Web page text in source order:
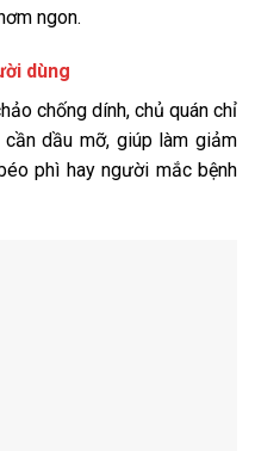
ngon.
dùng
chống dính, chủ quán chỉ
dầu mỡ, giúp làm giảm
phì hay người mắc bệnh